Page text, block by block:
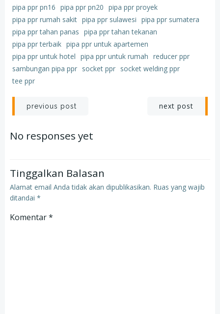
pipa ppr pn16 pipa ppr pn20 pipa ppr proyek
pipa ppr rumah sakit pipa ppr sulawesi pipa ppr sumatera
pipa ppr tahan panas pipa ppr tahan tekanan
pipa ppr terbaik pipa ppr untuk apartemen
pipa ppr untuk hotel pipa ppr untuk rumah reducer ppr
sambungan pipa ppr socket ppr socket welding ppr
tee ppr
Post
navigation
previous post next post
No responses yet
Tinggalkan Balasan
Alamat email Anda tidak akan dipublikasikan. Ruas yang wajib
ditandai *
Komentar*